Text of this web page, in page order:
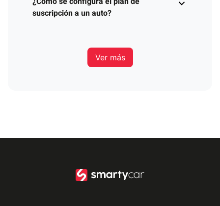
suscripción a un auto?
Ver más